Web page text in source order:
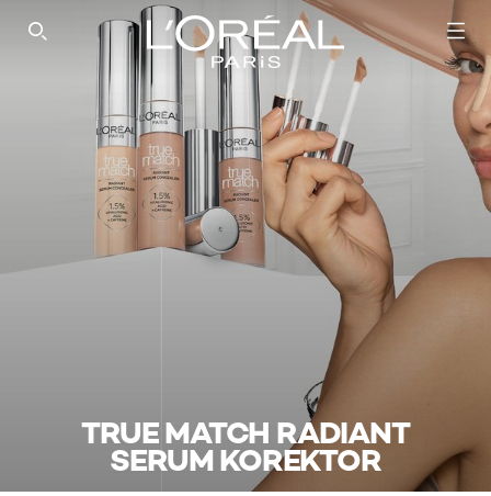
SEARCH THIS SITE
TRUE MATCH RADIANT
SERUM KOREKTOR